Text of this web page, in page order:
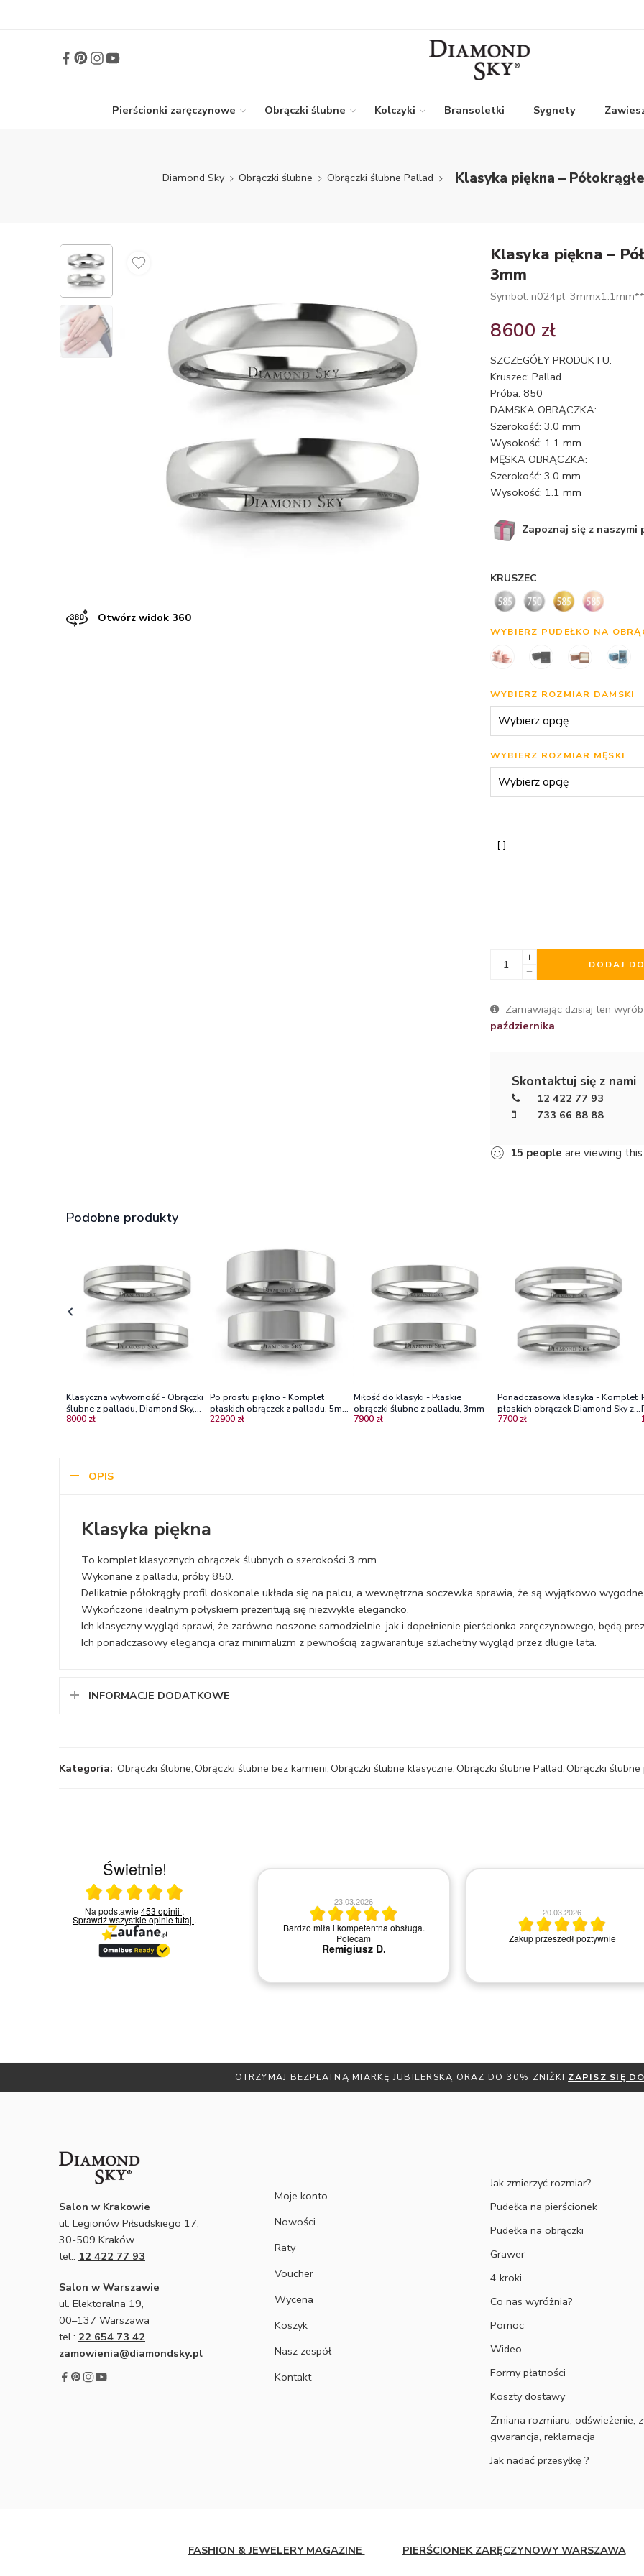
Pierścionki zaręczynowe Obrączki ślubne Kolczyki Bransoletki Sygnety
Diamond Sky Obrączki ślubne Obrączki ślubne Pallad Klasyka piękna –
Otwórz widok 360
Klasyka piękna –
3mm
Symbol: n024pl_3mmx1.1mm**
8600 zł
SZCZEGÓŁY PRODUKTU:
Kruszec: Pallad
Próba: 850
DAMSKA OBRĄCZKA:
Szerokość: 3.0 mm
Wysokość: 1.1 mm
MĘSKA OBRĄCZKA:
Szerokość: 3.0 mm
Wysokość: 1.1 mm
Zapoznaj się z naszymi
KRUSZEC
WYBIERZ PUDEŁKO NA
WYBIERZ ROZMIAR DAMSKI
WYBIERZ ROZMIAR MĘSKI
DODAJ
Zamawiając dzisiaj ten
października
Skontaktuj się z nami
12 422 77 93
733 66 88 88
15 people are viewing
Podobne produkty
Klasyczna wytworność - Obrączki
ślubne z palladu, Diamond Sky,
3mm
8000 zł
Po prostu piękno - Komplet
płaskich obrączek z palladu, 5mm,
6mm
22900 zł
Miłość do klasyki - Płaskie
obrączki ślubne z palladu, 3mm
7900 zł
Ponadczasowa klasyka - Komplet
płaskich obrączek Diamond Sky z
palladu, 3mm
7700 zł
OPIS
Klasyka piękna
To komplet klasycznych obrączek ślubnych o szerokości 3 mm.
Wykonane z palladu, próby 850.
Delikatnie półokrągły profil doskonale układa się na palcu, a wewnętrzna soczewka sprawia, że są wyjątkowo wygodne.
Wykończone idealnym połyskiem prezentują się niezwykle elegancko.
Ich klasyczny wygląd sprawi, że zarówno noszone samodzielnie, jak i dopełnienie pierścionka zaręczynowego, będą
Ich ponadczasowy elegancja oraz minimalizm z pewnością zagwarantuje szlachetny wygląd przez długie lata.
INFORMACJE DODATKOWE
Kategoria: Obrączki ślubne,Obrączki ślubne bez kamieni,Obrączki ślubne klasyczne,Obrączki ślubne Pallad,Obrączki ślubne
Świetnie!
Ocena średnia 5 na 5
Na podstawie453 opinii .
Sprawdź wszystkie opinietutaj .
23.03.2026
Bardzo miła i kompetentna obsługa.
Polecam
Remigiusz D.
20.03.2026
Zakup przeszedł poztywnie
Bardzo profesjonalne doradzanie w
sprawie pierścionków i ludzie bardzo chętni
do pomocy i rozwiewania wszelkich pytań i
wątpliwości. Dodatkowo cały czas jest się
polecam!
NIE WIESZ JAK ZMIERZYĆ ROZMIAR ? -ZAPOZNAJ SIĘ Z NASZYMI PORADAMI
Salon w Krakowie
ul. Legionów Piłsudskiego 17,
30-509 Kraków
tel.: 12 422 77 93
Salon w Warszawie
ul. Elektoralna 19,
00–137 Warszawa
tel.: 22 654 73 42
zamowienia@diamondsky.pl
Moje konto
Nowości
Raty
Voucher
Wycena
Koszyk
Nasz zespół
Kontakt
Jak zmierzyć rozmiar?
Pudełka na pierścionek
Pudełka na obrączki
Grawer
4 kroki
Co nas wyróżnia?
Pomoc
Wideo
Formy płatności
Koszty dostawy
Zmiana rozmiaru, odświeżenie,
gwarancja, reklamacja
Jak nadać przesyłkę ?
FASHION & JEWELERY MAGAZINE PIERŚCIONEK ZARĘCZYNOWY WARSZAWA